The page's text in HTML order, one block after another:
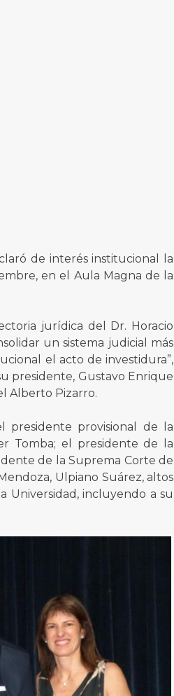
de interés institucional la
en el Aula Magna de la
jurídica del Dr. Horacio
un sistema judicial más
el acto de investidura”,
presidente, Gustavo Enrique
Alberto Pizarro.
presidente provisional de la
Tomba; el presidente de la
de la Suprema Corte de
Ulpiano Suárez, altos
Universidad, incluyendo a su